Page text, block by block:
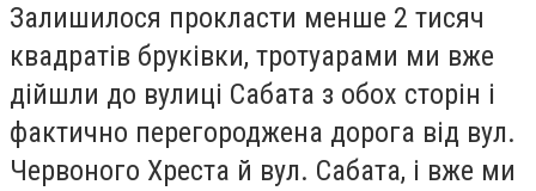
Залишилося прокласти менше 2 тисяч
квадратів бруківки, тротуарами ми вже
дійшли до вулиці Сабата з обох сторін і
фактично перегороджена дорога від вул.
Червоного Хреста й вул. Сабата, і вже ми